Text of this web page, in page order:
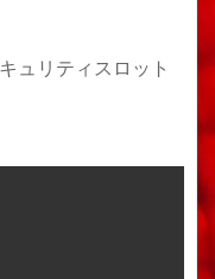
ュリティスロット